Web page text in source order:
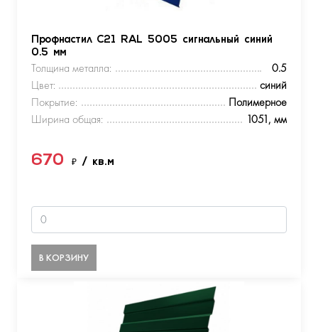
Профнастил С21 RAL 5005 сигнальный синий
0.5 мм
Толщина металла:
0.5
Цвет:
синий
Покрытие:
Полимерное
Ширина общая:
1051, мм
670 ₽ / кв.м
В КОРЗИНУ